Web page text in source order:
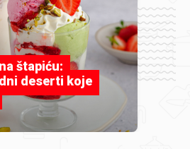
štapiću:
deserti koje